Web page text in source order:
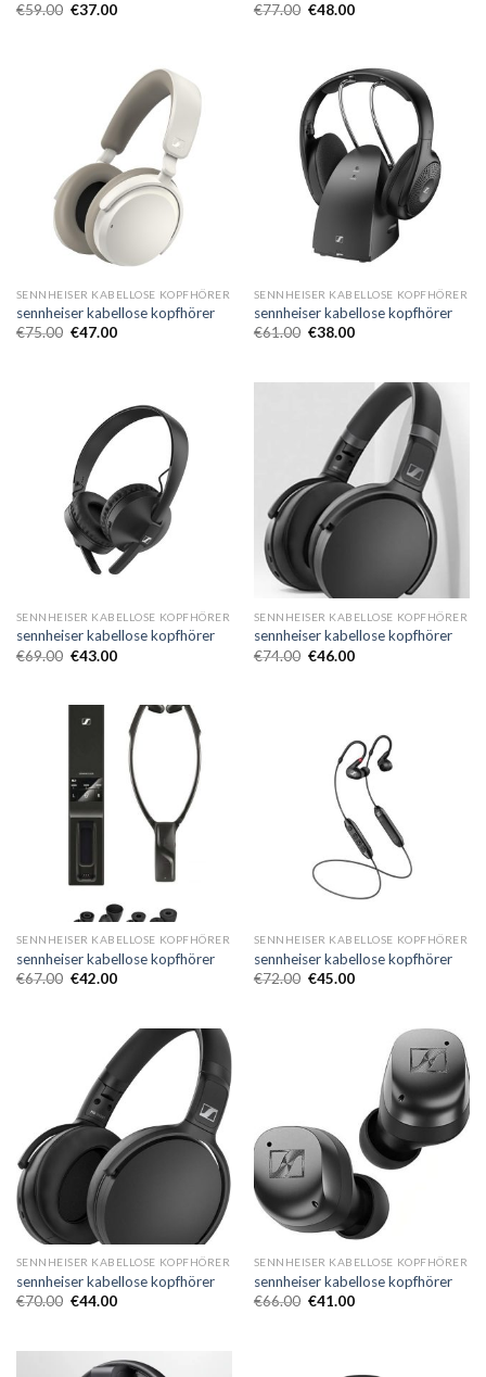
€59.00 €37.00
€77.00 €48.00
SENNHEISER KABELLOSE KOPFHÖRER
sennheiser kabellose kopfhörer
€75.00 €47.00
SENNHEISER KABELLOSE KOPFHÖRER
sennheiser kabellose kopfhörer
€61.00 €38.00
SENNHEISER KABELLOSE KOPFHÖRER
sennheiser kabellose kopfhörer
€69.00 €43.00
SENNHEISER KABELLOSE KOPFHÖRER
sennheiser kabellose kopfhörer
€74.00 €46.00
SENNHEISER KABELLOSE KOPFHÖRER
sennheiser kabellose kopfhörer
€67.00 €42.00
SENNHEISER KABELLOSE KOPFHÖRER
sennheiser kabellose kopfhörer
€72.00 €45.00
SENNHEISER KABELLOSE KOPFHÖRER
sennheiser kabellose kopfhörer
€70.00 €44.00
SENNHEISER KABELLOSE KOPFHÖRER
sennheiser kabellose kopfhörer
€66.00 €41.00